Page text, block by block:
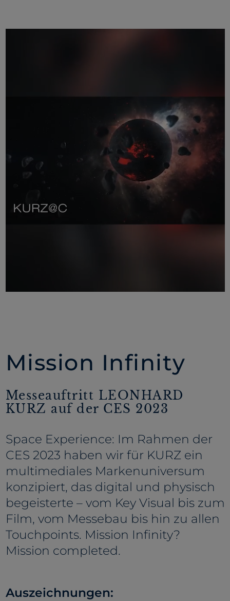
Mission Infinity
Messeauftritt LEONHARD
KURZ auf der CES 2023
Space Experience: Im Rahmen der
CES 2023 haben wir für KURZ ein
multimediales Markenuniversum
konzipiert, das digital und physisch
begeisterte – vom Key Visual bis zum
Film, vom Messebau bis hin zu allen
Touchpoints. Mission Infinity?
Mission completed.
Auszeichnungen: